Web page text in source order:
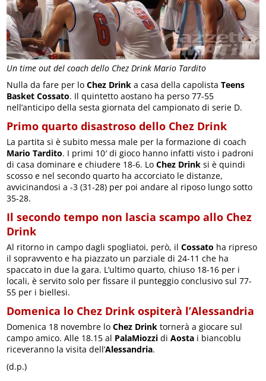
Un time out del coach dello Chez Drink Mario Tardito
Nulla da fare per loChez Drink a casa della capolistaTeens
Basket Cossato. Il quintetto aostano ha perso 77-55
nell’anticipo della sesta giornata del campionato di serie D.
Primo quarto disastroso dello Chez Drink
La partita si è subito messa male per la formazione di coach
Mario Tardito. I primi 10′ di gioco hanno infatti visto i padroni
di casa dominare e chiudere 18-6. LoChez Drink si è quindi
scosso e nel secondo quarto ha accorciato le distanze,
avvicinandosi a -3 (31-28) per poi andare al riposo lungo sotto
35-28.
Il secondo tempo non lascia scampo allo Chez
Drink
Al ritorno in campo dagli spogliatoi, però, ilCossato ha ripreso
il sopravvento e ha piazzato un parziale di 24-11 che ha
spaccato in due la gara. L’ultimo quarto, chiuso 18-16 per i
locali, è servito solo per fissare il punteggio conclusivo sul 77-
55 per i biellesi.
Domenica lo Chez Drink ospiterà l’Alessandria
Domenica 18 novembre loChez Drink tornerà a giocare sul
campo amico. Alle 18.15 al PalaMiozzi diAosta i biancoblu
riceveranno la visita dell’Alessandria.
(d.p.)